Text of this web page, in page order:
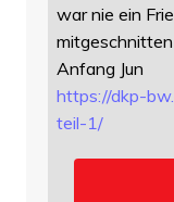
war nie ein
Anfang Jun
https://dkp-
teil-1/